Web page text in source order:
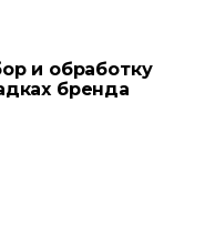
и обработку
бренда